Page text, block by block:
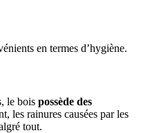
en termes d’hygiène.
le bois possède des
les rainures causées par les
tout.